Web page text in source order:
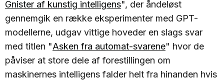
Gnister af kunstig intelligens", der åndeløst
gennemgik en række eksperimenter med GPT-
modellerne, udgav vittige hoveder en slags svar
med titlen "Asken fra automat-svarene" hvor de
påviser at store dele af forestillingen om
maskinernes intelligens falder helt fra hinanden hvis